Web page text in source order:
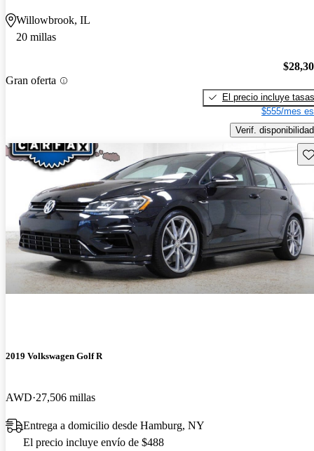
Willowbrook, IL
20 millas
Gran oferta
El precio incluye tasas
$555/mes
Verif. disponibilidad
2019 Volkswagen Golf R
AWD 27,506 millas
Entrega a domicilio desde Hamburg, NY
El precio incluye envío de $488